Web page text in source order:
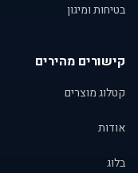
בטיחות ומיגון
קישורים מהירים
קטלוג מוצרים
אודות
בלוג